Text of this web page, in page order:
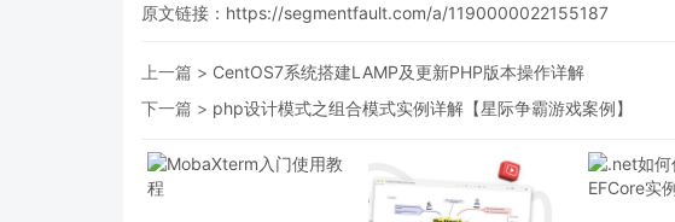
原文链接：https://segmentfault.com/a/1190000022155187
上一篇 > CentOS7系统搭建LAMP及更新PHP版本操作详解
下一篇 > php设计模式之组合模式实例详解【星际争霸游戏案例】